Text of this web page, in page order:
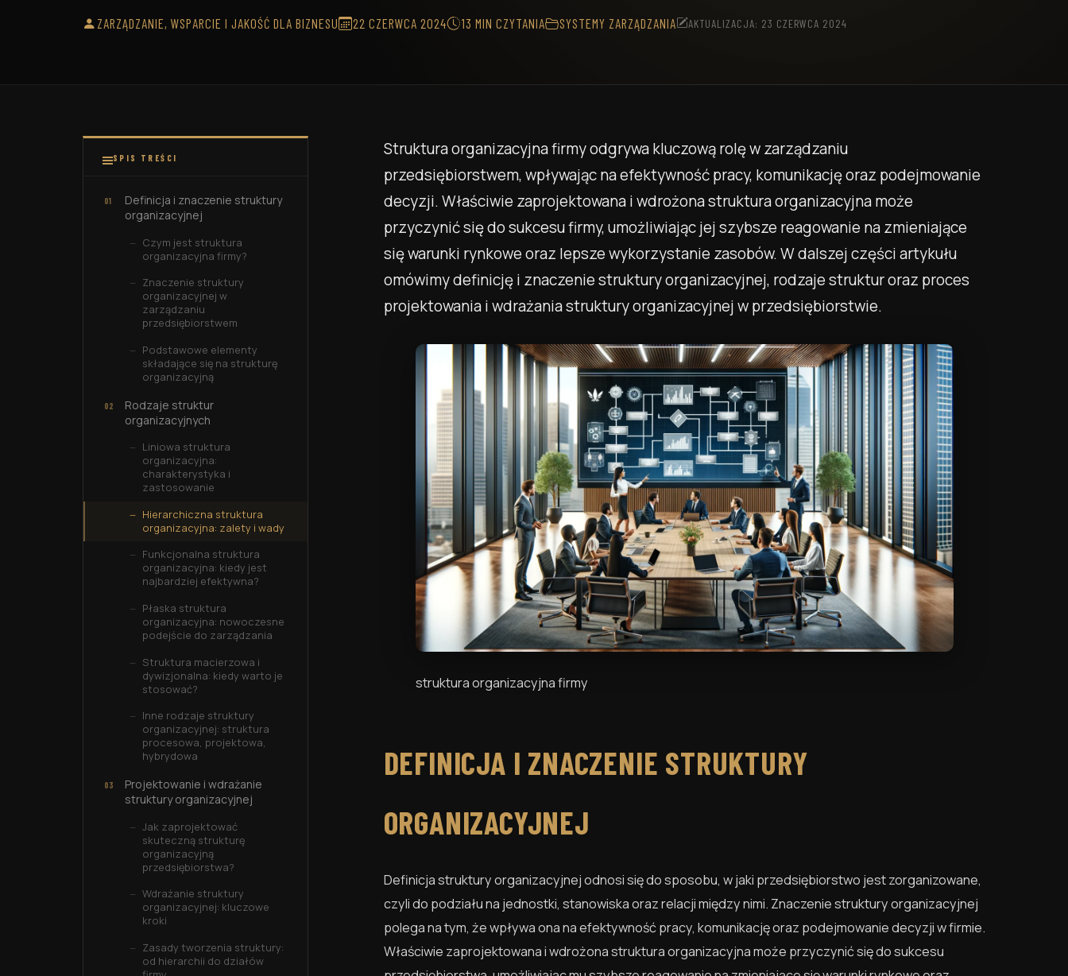
ZARZĄDZANIE, WSPARCIE I JAKOŚĆ DLA BIZNESU 22 CZERWCA 2024 13 MIN CZYTANIA SYSTEMY ZARZĄDZANIA AKTUALIZACJA: 23 CZERWCA 2024
SPIS TREŚCI
Definicja i znaczenie struktury
organizacyjnej
Czym jest struktura
organizacyjna firmy?
Znaczenie struktury
organizacyjnej w
zarządzaniu
przedsiębiorstwem
Podstawowe elementy
składające się na strukturę
organizacyjną
Rodzaje struktur
organizacyjnych
Liniowa struktura
organizacyjna:
charakterystyka i
zastosowanie
Hierarchiczna struktura
organizacyjna: zalety i wady
Funkcjonalna struktura
organizacyjna: kiedy jest
najbardziej efektywna?
Płaska struktura
organizacyjna: nowoczesne
podejście do zarządzania
Struktura macierzowa i
dywizjonalna: kiedy warto je
stosować?
Inne rodzaje struktury
organizacyjnej: struktura
procesowa, projektowa,
hybrydowa
Projektowanie i wdrażanie
struktury organizacyjnej
Jak zaprojektować
skuteczną strukturę
organizacyjną
przedsiębiorstwa?
Wdrażanie struktury
organizacyjnej: kluczowe
kroki
Zasady tworzenia struktury:
od hierarchii do działów
Struktura organizacyjna firmy odgrywa kluczową rolę w zarządzaniu
przedsiębiorstwem, wpływając na efektywność pracy, komunikację oraz podejmowanie
decyzji. Właściwie zaprojektowana i wdrożona struktura organizacyjna może
przyczynić się do sukcesu firmy, umożliwiając jej szybsze reagowanie na zmieniające
się warunki rynkowe oraz lepsze wykorzystanie zasobów. W dalszej części artykułu
omówimy definicję i znaczenie struktury organizacyjnej, rodzaje struktur oraz proces
projektowania i wdrażania struktury organizacyjnej w przedsiębiorstwie.
struktura organizacyjna firmy
DEFINICJA I ZNACZENIE STRUKTURY
ORGANIZACYJNEJ
Definicja struktury organizacyjnej odnosi się do sposobu, w jaki przedsiębiorstwo jest zorganizowane,
czyli do podziału na jednostki, stanowiska oraz relacji między nimi. Znaczenie struktury organizacyjnej
polega na tym, że wpływa ona na efektywność pracy, komunikację oraz podejmowanie decyzji w firmie.
Właściwie zaprojektowana i wdrożona struktura organizacyjna może przyczynić się do sukcesu